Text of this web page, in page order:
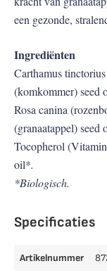
een gezonde,
Ingrediënten
Carthamus
(komkommer) seed
Rosa canina
(granaatappel)
Tocopherol
oil*.
*Biologisch.
Specificaties
Artikelnummer